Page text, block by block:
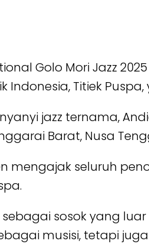
Golo Mori Jazz
Titiek
jazz ternama,
Barat, Nusa
mengajak seluruh
sosok yang
musisi, tetapi